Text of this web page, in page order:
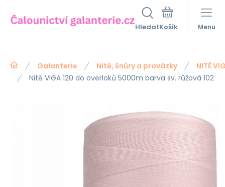
Hledat Menu
Galanterie Nitě, šnůry a provázky
NITĚ
Nitě VIGA 120 do overloků 5000m barva sv. růžová 102